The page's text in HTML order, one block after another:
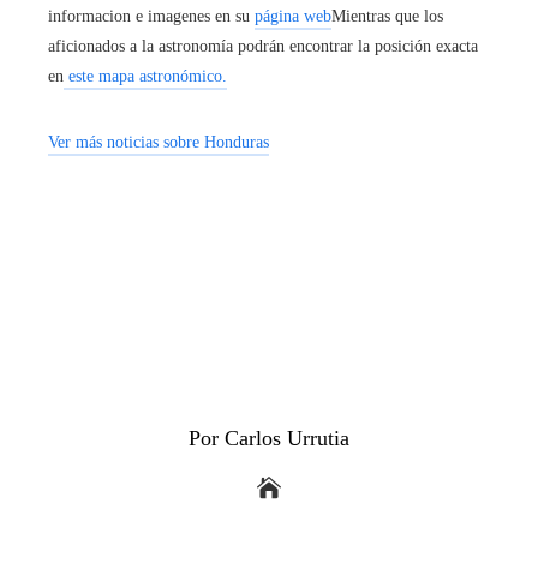
informacion e imagenes en su página webMientras que los
aficionados a la astronomía podrán encontrar la posición exacta
en este mapa astronómico.
Ver más noticias sobre Honduras
Por Carlos Urrutia